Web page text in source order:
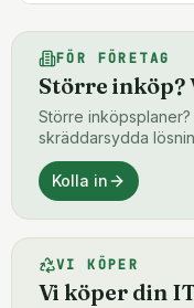
FÖR FÖRETAG
Större inköp?
Större
skräddarsydda
Kolla in
VI KÖPER
Vi köper din